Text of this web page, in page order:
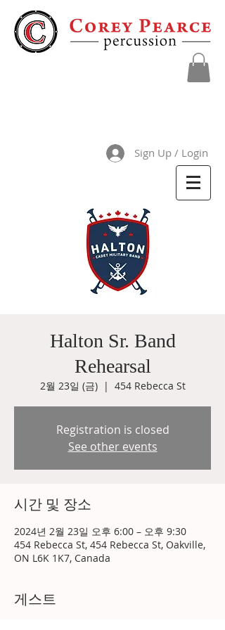
Sign Up / Login
Halton Sr. Band
Rehearsal
2월 23일 (금)
  |
454 Rebecca St
Registration is closed
See other events
시간 및 장소
2024년 2월 23일 오후 6:00 – 오후 9:30
454 Rebecca St, 454 Rebecca St, Oakville,
ON L6K 1K7, Canada
게스트